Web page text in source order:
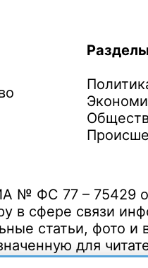
№ ФС 77 – 75429
в сфере связи
статьи, фото и
для